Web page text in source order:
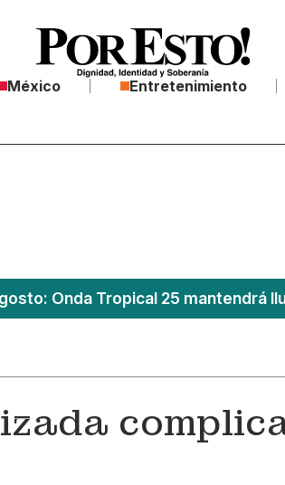
México Entretenimiento
Onda Tropical 25 mantendrá